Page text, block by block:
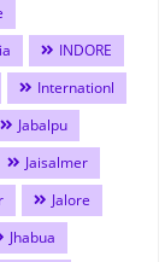
INDORE
Internationl
Jabalpu
Jaisalmer
Jalore
Jhabua